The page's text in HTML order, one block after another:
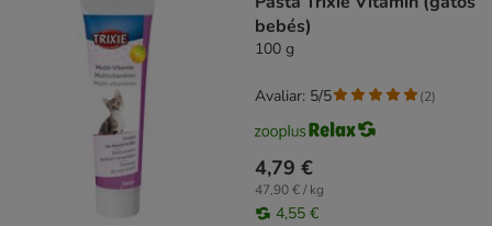
bebés)
100 g
4,79 €
47,90 € / kg
4,55 €
Avaliar: 5/5 (2)